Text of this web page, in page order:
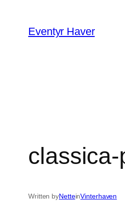
indhold
Eventyr Haver
Written byNetteinVinterhaven